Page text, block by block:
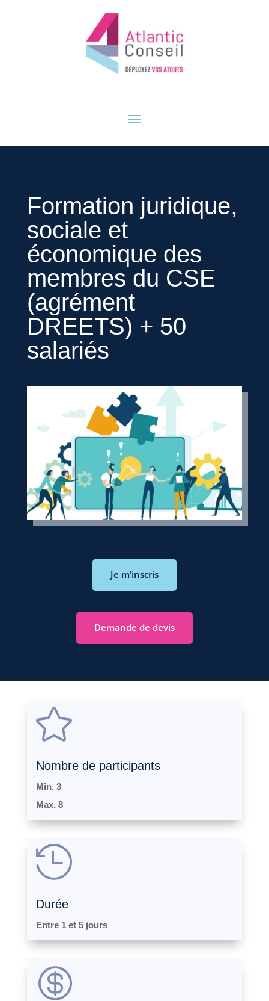
Formation juridique,
sociale et
économique des
membres du CSE
(agrément
DREETS) + 50
salariés
Je m’inscris
Demande de devis

Nombre de participants
Min. 3
Max. 8

Durée
Entre 1 et 5 jours
